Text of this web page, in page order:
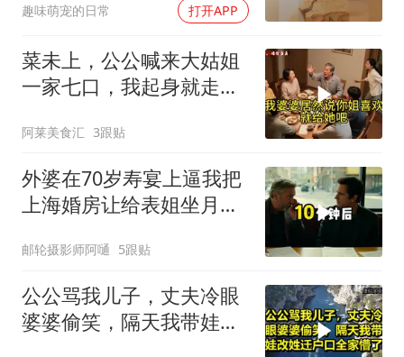
趣味萌宠的日常 打开APP
菜未上，公公喊来大姑姐
一家七口，我起身就走，
阿莱美食汇 3跟贴
外婆在70岁寿宴上逼我把
上海婚房让给表姐坐月
邮轮摄影师阿嗵 5跟贴
公公骂我儿子，丈夫冷眼
婆婆偷笑，隔天我带娃改